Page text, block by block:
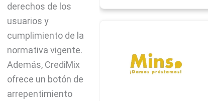
derechos de los
usuarios y
cumplimiento de la
normativa vigente.
Además, CrediMix
ofrece un botón de
arrepentimiento